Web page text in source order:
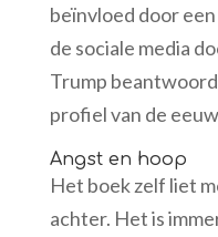
beïnvloed door
de sociale media
Trump
profiel van de
Angst en hoop
Het boek zelf liet
achter. Het is